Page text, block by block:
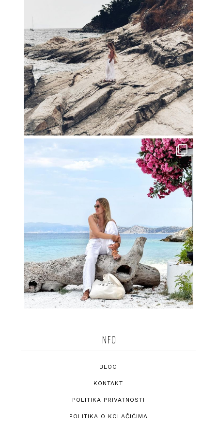
INFO
BLOG
KONTAKT
POLITIKA PRIVATNOSTI
POLITIKA O KOLAČIĆIMA